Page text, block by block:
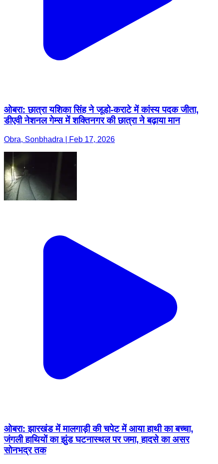
ओबरा: छात्रा यशिका सिंह ने जूडो-कराटे में कांस्य पदक जीता,
डीएवी नेशनल गेम्स में शक्तिनगर की छात्रा ने बढ़ाया मान
Obra, Sonbhadra | Feb 17, 2026
ओबरा: झारखंड में मालगाड़ी की चपेट में आया हाथी का बच्चा,
जंगली हाथियों का झुंड घटनास्थल पर जमा, हादसे का असर
सोनभद्र तक